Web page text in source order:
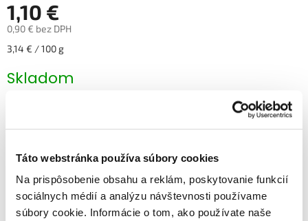
Táto webstránka používa súbory cookies
Na prispôsobenie obsahu a reklám, poskytovanie funkcií
sociálnych médií a analýzu návštevnosti používame
súbory cookie. Informácie o tom, ako používate naše
1,10 €
0,90 € bez DPH
Jednotková
3,14 € / 100 g
Skladom
Značka: 4Slim
EAN: 8595081303949
Kód: 1040015
Kategória: LOW CARB tyčinky bez pridaného cukru